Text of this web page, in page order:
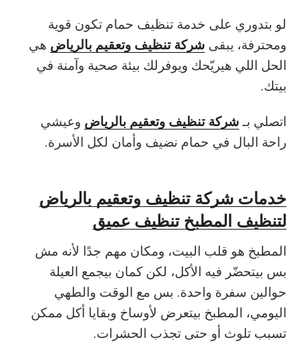
لو بتدوري على خدمة تنظيف حمام تكون قوية
ومحترفة، يبقى شركة تنظيف وتعقيم بالرياض هي
الحل اللي هيريّحك ويوفرلك بيئة صحية وآمنة في
بيتك.
اتصلي بـ شركة تنظيف وتعقيم بالرياض وعيشي
راحة البال في حمام نضيف وأمان لكل الأسرة.
خدمات شركة تنظيف وتعقيم بالرياض
لتنظيف المطبخ تنظيف عميق
المطبخ هو قلب البيت، ومكان مهم جدًا لأنه مش
بس بيتحضّر فيه الأكل، لكن كمان بيجمع العيلة
حوالين سفرة واحدة. بس مع الوقت والطهي
اليومي، المطبخ بيتعرض لأوساخ وبقايا أكل ممكن
تسبب تلوث أو حتى تجذب الحشرات.